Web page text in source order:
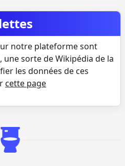
notre plateforme sont
sorte de Wikipédia de la
les données de ces
cette page